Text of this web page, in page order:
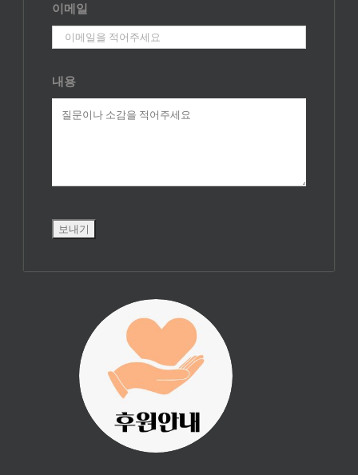
이메일
내용
진리횃불 사역은
여러분의 후원으
로 이루어집니다.